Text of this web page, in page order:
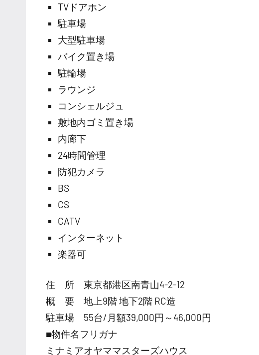
TVドアホン
駐車場
大型駐車場
バイク置き場
駐輪場
ラウンジ
コンシェルジュ
敷地内ゴミ置き場
内廊下
24時間管理
防犯カメラ
BS
CS
CATV
インターネット
楽器可
住 所 東京都港区南青山4-2-12
概 要 地上9階 地下2階 RC造
駐車場 55台/月額39,000円～46,000円
■物件名フリガナ
ミナミアオヤママスターズハウス